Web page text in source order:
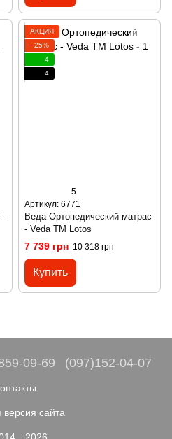
-
АКЦИЯ
−25%
4
4
5
Артикул: 6771
Веда Ортопедический матрас
- Veda ТМ Lotos
7 739 грн 10 318 грн
Купить
09-69 (097)152-04-07
сайта